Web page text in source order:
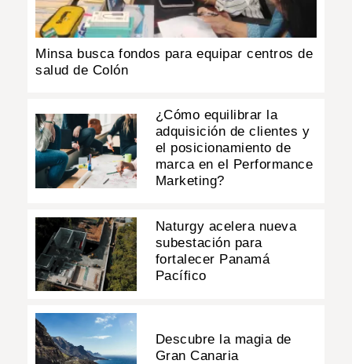
Minsa busca fondos para equipar centros de
salud de Colón
¿Cómo equilibrar la
adquisición de clientes y
el posicionamiento de
marca en el Performance
Marketing?
Naturgy acelera nueva
subestación para
fortalecer Panamá
Pacífico
Descubre la magia de
Gran Canaria